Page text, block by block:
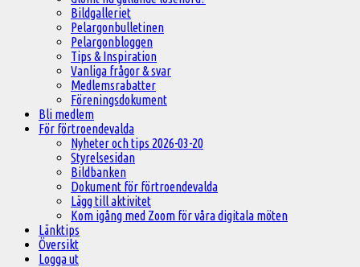
Bildgalleriet
Pelargonbulletinen
Pelargonbloggen
Tips & Inspiration
Vanliga frågor & svar
Medlemsrabatter
Föreningsdokument
Bli medlem
För förtroendevalda
Nyheter och tips 2026-03-20
Styrelsesidan
Bildbanken
Dokument för förtroendevalda
Lägg till aktivitet
Kom igång med Zoom för våra digitala möten
Länktips
Översikt
Logga ut